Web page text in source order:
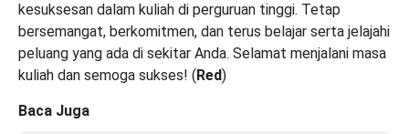
kesuksesan dalam kuliah di perguruan tinggi. Tetap
bersemangat, berkomitmen, dan terus belajar serta jelajahi
peluang yang ada di sekitar Anda. Selamat menjalani masa
kuliah dan semoga sukses! (Red)
Baca Juga